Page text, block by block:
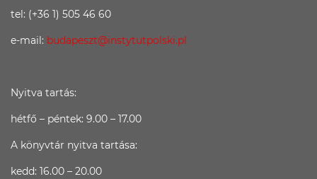
tel: (+36 1) 505 46 60
e-mail: budapeszt@instytutpolski.pl
Nyitva tartás:
hétfő – péntek: 9.00 – 17.00
A könyvtár nyitva tartása:
kedd: 16.00 – 20.00